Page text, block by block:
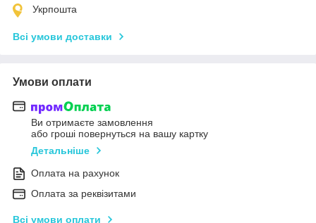
Укрпошта
Всі умови доставки
Умови оплати
Ви отримаєте замовлення
або гроші повернуться на вашу картку
Детальніше
Оплата на рахунок
Оплата за реквізитами
Всі умови оплати